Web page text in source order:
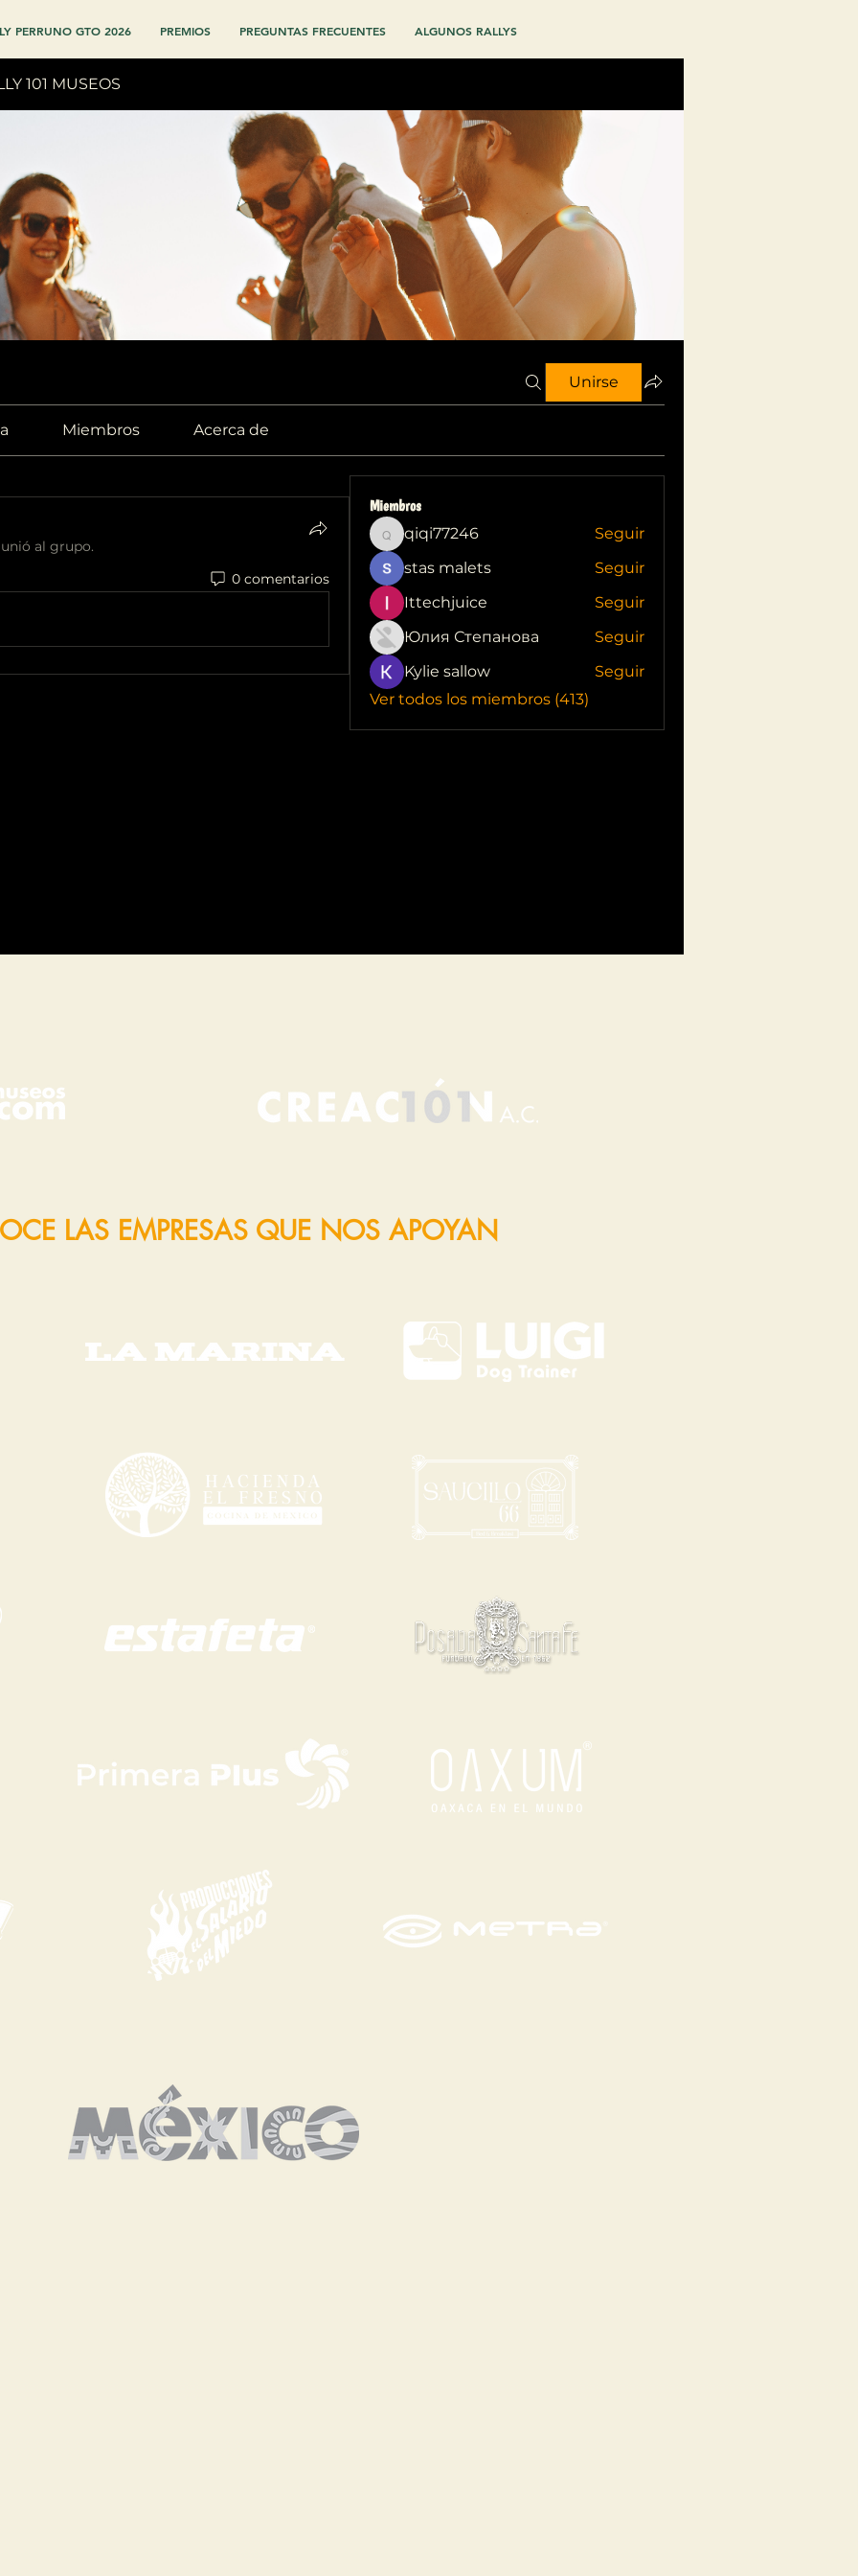
PERRUNO GTO 2026 PREMIOS PREGUNTAS FRECUENTES ALGUNOS RALLYS
101 MUSEOS
Unirse
Miembros Acerca de
al grupo.
0 comentarios
Miembros
qiqi77246
qiqi77246
Seguir
stas malets
Seguir
Ittechjuice
Seguir
Юлия Степанова
Seguir
Kylie sallow
Seguir
Ver todos los miembros (413)
LAS EMPRESAS QUE NOS APOYAN